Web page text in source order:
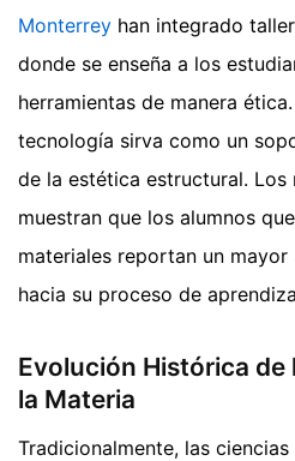
Monterrey han integrado
donde se enseña a los
herramientas de manera
tecnología sirva como un
de la estética estructural. Los
muestran que los alumnos
materiales reportan un
hacia su proceso de
Evolución Histórica de
la Materia
Tradicionalmente, las